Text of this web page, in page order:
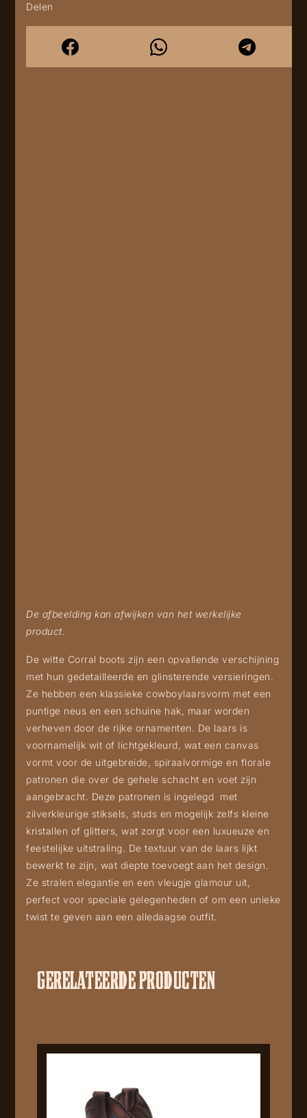
De afbeelding kan afwijken van het werkelijke
product.
Delen
De witte Corral boots zijn een opvallende verschijning
met hun gedetailleerde en glinsterende versieringen.
Ze hebben een klassieke cowboylaarsvorm met een
puntige neus en een schuine hak, maar worden
verheven door de rijke ornamenten. De laars is
voornamelijk wit of lichtgekleurd, wat een canvas
vormt voor de uitgebreide, spiraalvormige en florale
patronen die over de gehele schacht en voet zijn
aangebracht. Deze patronen is ingelegd met
zilverkleurige stiksels, studs en mogelijk zelfs kleine
kristallen of glitters, wat zorgt voor een luxueuze en
feestelijke uitstraling. De textuur van de laars lijkt
bewerkt te zijn, wat diepte toevoegt aan het design.
Ze stralen elegantie en een vleugje glamour uit,
perfect voor speciale gelegenheden of om een unieke
twist te geven aan een alledaagse outfit.
GERELATEERDE PRODUCTEN